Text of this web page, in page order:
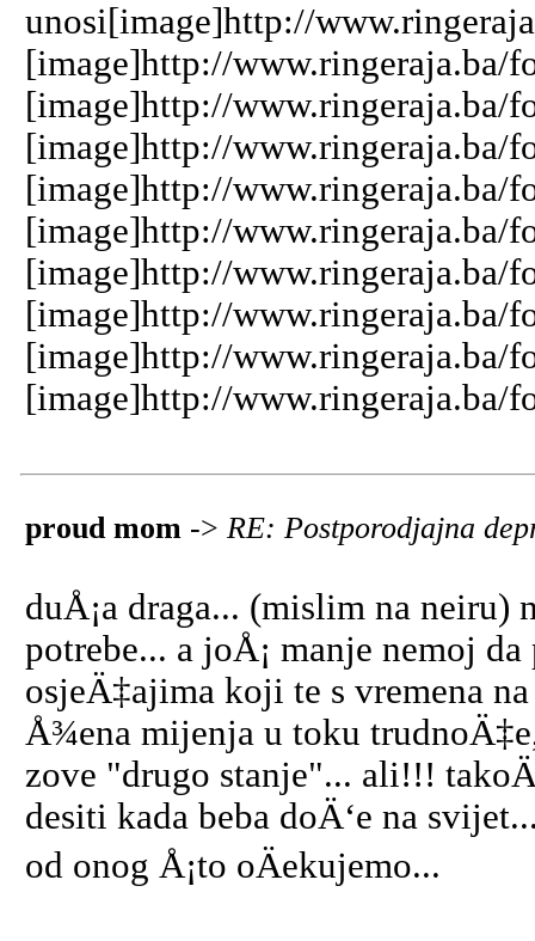
unosi[image]http://
[image]http://www.ringeraja.ba/
[image]http://www.ringeraja.ba/
[image]http://www.ringeraja.ba/
[image]http://www.ringeraja.ba/
[image]http://www.ringeraja.ba/
[image]http://www.ringeraja.ba/
[image]http://www.ringeraja.ba/
[image]http://www.ringeraja.ba/
[image]http://www.ringeraja.ba/
proud mom -> RE: Postporodjajna
duÅ¡a draga... (mislim na neiru)
potrebe... a joÅ¡ manje nemoj
osjeÄ‡ajima koji te s vremena
Å¾ena mijenja u toku
zove "drugo stanje"... ali!!!
desiti kada beba doÄ‘e na
od onog Å¡to oÄekujemo...